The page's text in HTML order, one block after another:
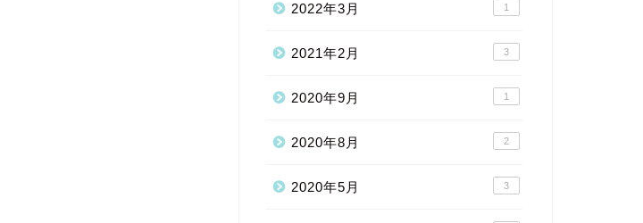
2022年3月 1
2021年2月 3
2020年9月 1
2020年8月 2
2020年5月 3